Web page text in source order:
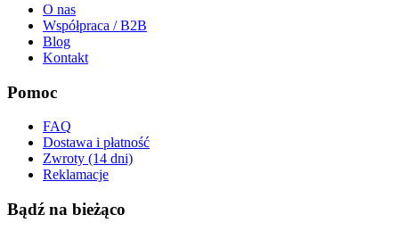
O nas
Współpraca / B2B
Blog
Kontakt
Pomoc
FAQ
Dostawa i płatność
Zwroty (14 dni)
Reklamacje
Bądź na bieżąco